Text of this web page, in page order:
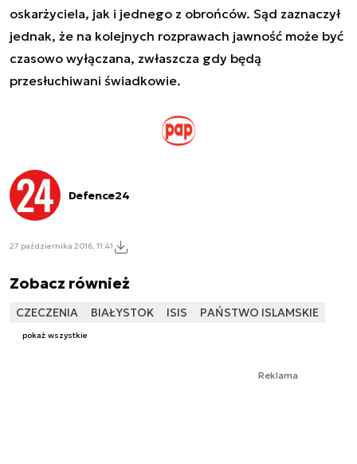
oskarżyciela, jak i jednego z obrońców. Sąd zaznaczył
jednak, że na kolejnych rozprawach jawność może być
czasowo wyłączana, zwłaszcza gdy będą
przesłuchiwani świadkowie.
Defence24
27 października 2016, 11:41
Zobacz również
CZECZENIA BIAŁYSTOK ISIS PAŃSTWO ISLAMSKIE
pokaż wszystkie
Reklama